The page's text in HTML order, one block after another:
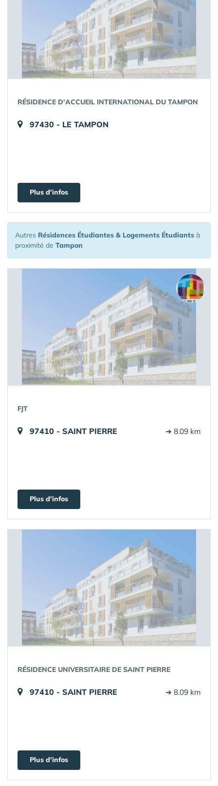
RÉSIDENCE D'ACCUEIL INTERNATIONAL DU TAMPON
97430 - LE TAMPON
Plus d'infos
Autres Résidences Étudiantes & Logements Étudiants à
proximité de Tampon
FJT
97410 - SAINT PIERRE ➔ 8.09 km
Plus d'infos
RÉSIDENCE UNIVERSITAIRE DE SAINT PIERRE
97410 - SAINT PIERRE ➔ 8.09 km
Plus d'infos